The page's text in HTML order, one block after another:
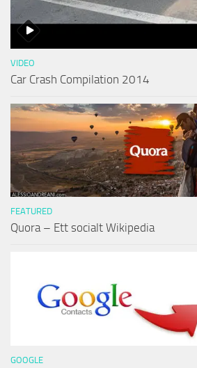
VIDEO
Car Crash Compilation 2014
FEATURED
Quora – Ett socialt Wikipedia
GOOGLE